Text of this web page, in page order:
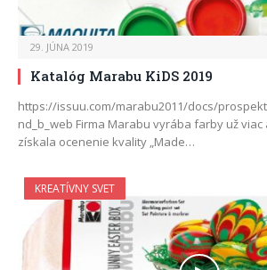
29. JÚNA 2019
Katalóg Marabu KiDS 2019
https://issuu.com/marabu2011/docs/
nd_b_web Firma Marabu vyrába farby už viac
získala ocenenie kvality „Made…
KREATÍVNY SVET